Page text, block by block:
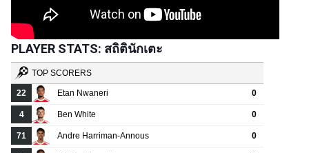
PLAYER STATS: สถิตินักเตะ